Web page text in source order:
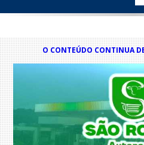
O CONTEÚDO CONTINUA